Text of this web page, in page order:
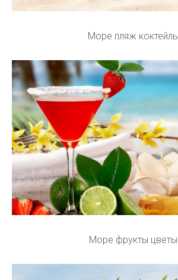
Море пляж коктейль
Море фрукты цветы